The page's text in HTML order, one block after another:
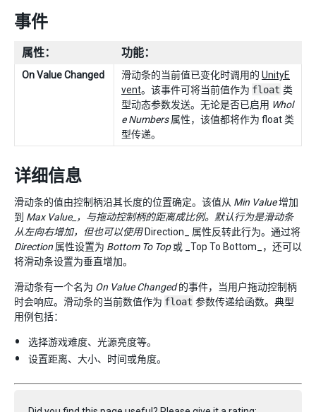
事件
属性： 功能：
On Value Changed 滑动条的当前值已变化时调用的 UnityE
vent。该事件可将当前值作为 float 类
型动态参数发送。无论是否已启用 Whol
e Numbers属性，该值都将作为 float 类
型传递。
详细信息
滑动条的值由控制柄沿其长度的位置确定。该值从 Min Value增加
到 Max Value_，与拖动控制柄的距离成比例。默认行为是滑动条
从左向右增加，但也可以使用 Direction_ 属性反转此行为。通过将
Direction 属性设置为 Bottom To Top或 _Top To Bottom_，还可以
将滑动条设置为垂直增加。
滑动条有一个名为 On Value Changed的事件，当用户拖动控制柄
时会响应。滑动条的当前数值作为 float 参数传递给函数。典型
用例包括：
选择游戏难度、光源亮度等。
设置距离、大小、时间或角度。